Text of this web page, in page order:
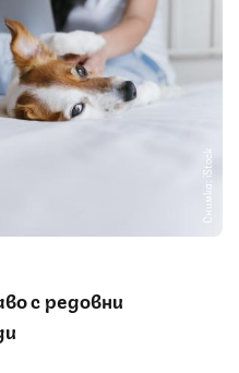
Снимка: iStock
с редовни